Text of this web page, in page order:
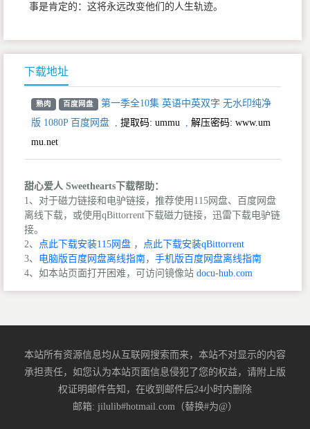
事是肯定的：这将永远改变他们的人生轨迹。
下载地址
熟肉 百度网盘
第一季全10集 英语中英双字 无水印纯净
版 1080P 百度网盘
提取码: ummu
解压密码: www.um
mu.net
甜心爱人 Sweethearts下载帮助：
1、对于磁力链接和电驴链接，推荐使用115网盘、百度网盘
离线下载，或使用qBittorrent下载磁力链接，迅雷下载电驴链
接。
2、
点此下载安装115网盘 ，
点此下载安装qBittorrent
3、
电脑版百度网盘离线指南， 手机版百度网盘离线指南
4、如本站页面打开困难，可访问镜像站 docu-hub.com
本站所有资源信息均从互联网搜索而来，本站不对显示的内容
承担责任，如您认为本站页面信息侵犯了您的权益，请附上版
权证明邮件告知，在收到邮件后24小时内删除
邮箱: jilulib#hotmail.com（替换#为@）